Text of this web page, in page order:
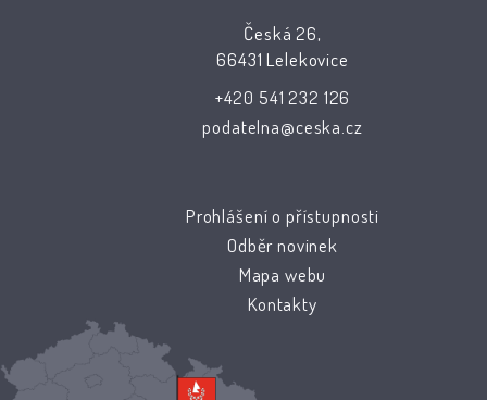
Česká 26,
66431 Lelekovice
+420 541 232 126
podatelna@ceska.cz
Prohlášení o přístupnosti
Odběr novinek
Mapa webu
Kontakty